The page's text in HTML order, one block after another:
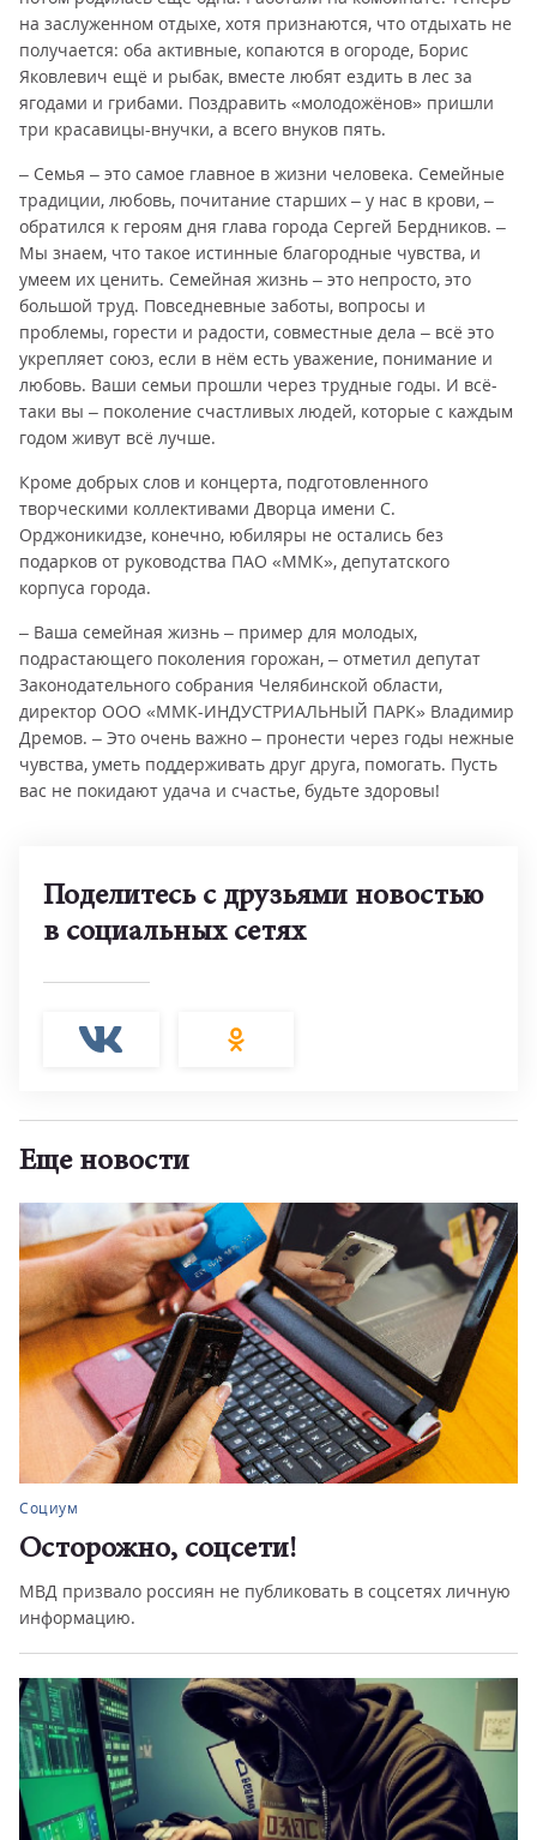
на заслуженном отдыхе, хотя признаются, что отдыхать не
получается: оба активные, копаются в огороде, Борис
Яковлевич ещё и рыбак, вместе любят ездить в лес за
ягодами и грибами. Поздравить «молодожёнов» пришли
три красавицы-внучки, а всего внуков пять.
– Семья – это самое главное в жизни человека. Семейные
традиции, любовь, почитание старших – у нас в крови, –
обратился к героям дня глава города Сергей Бердников. –
Мы знаем, что такое истинные благородные чувства, и
умеем их ценить. Семейная жизнь – это непросто, это
большой труд. Повседневные заботы, вопросы и
проблемы, горести и радости, совместные дела – всё это
укрепляет союз, если в нём есть уважение, понимание и
любовь. Ваши семьи прошли через трудные годы. И всё-
таки вы – поколение счастливых людей, которые с каждым
годом живут всё лучше.
Кроме добрых слов и концерта, подготовленного
творческими коллективами Дворца имени С.
Орджоникидзе, конечно, юбиляры не остались без
подарков от руководства ПАО «ММК», депутатского
корпуса города.
– Ваша семейная жизнь – пример для молодых,
подрастающего поколения горожан, – отметил депутат
Законодательного собрания Челябинской области,
директор ООО «ММК-ИНДУСТРИАЛЬНЫЙ ПАРК» Владимир
Дремов. – Это очень важно – пронести через годы нежные
чувства, уметь поддерживать друг друга, помогать. Пусть
вас не покидают удача и счастье, будьте здоровы!
Поделитесь с друзьями новостью
в социальных сетях
Еще новости
Социум
Осторожно, соцсети!
МВД призвало россиян не публиковать в соцсетях личную
информацию.